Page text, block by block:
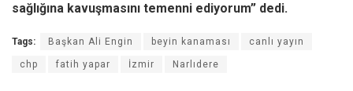
sağlığına kavuşmasını temenni ediyorum” dedi.
Tags: Başkan Ali Engin beyin kanaması canlı yayın
chp fatih yapar İzmir Narlıdere